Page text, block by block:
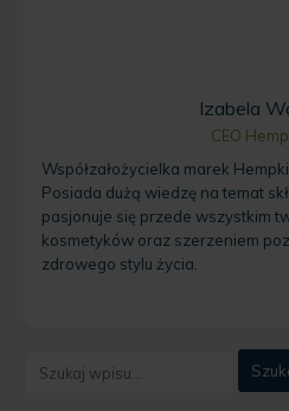
Izabela
CEO
Współzałożycielka marek
Posiada dużą wiedzę na temat
pasjonuje się przede wszystkim
kosmetyków oraz szerzeniem
zdrowego stylu życia.